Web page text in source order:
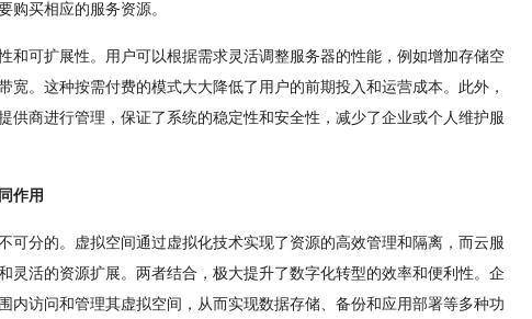
购买相应的服务资源。
和可扩展性。用户可以根据需求灵活调整服务器的性能，例如增加存储空
宽。这种按需付费的模式大大降低了用户的前期投入和运营成本。此外，
供商进行管理，保证了系统的稳定性和安全性，减少了企业或个人维护服
作用
可分的。虚拟空间通过虚拟化技术实现了资源的高效管理和隔离，而云服
灵活的资源扩展。两者结合，极大提升了数字化转型的效率和便利性。企
内访问和管理其虚拟空间，从而实现数据存储、备份和应用部署等多种功